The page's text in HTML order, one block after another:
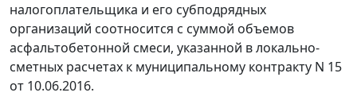
налогоплательщика и его субподрядных
организаций соотносится с суммой объемов
асфальтобетонной смеси, указанной в локально-
сметных расчетах к муниципальному контракту N 15
от 10.06.2016.